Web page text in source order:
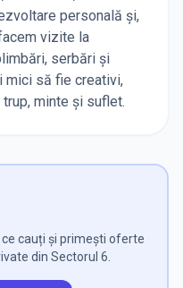
personală și,
vizite la
serbări și
mici să fie creativi,
minte și suflet.
ce cauți și primești oferte
din Sectorul 6.